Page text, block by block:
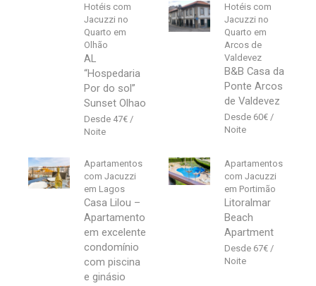
Hotéis com
Jacuzzi no
Quarto em
Olhão
AL
“Hospedaria
Por do sol”
Sunset Olhao
47€
Hotéis com
Jacuzzi no
Quarto em
Arcos de
Valdevez
B&B Casa da
Ponte Arcos
de Valdevez
60€
Apartamentos
com Jacuzzi
em Lagos
Casa Lilou –
Apartamento
em excelente
condomínio
com piscina
e ginásio
Apartamentos
com Jacuzzi
em Portimão
Litoralmar
Beach
Apartment
67€